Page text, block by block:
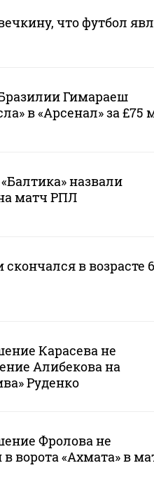
что футбол
Гимараеш
в «Арсенал» за £75
назвали
матч РПЛ
в возрасте
Карасева не
Алибекова на
Руденко
Фролова не
ворота «Ахмата» в